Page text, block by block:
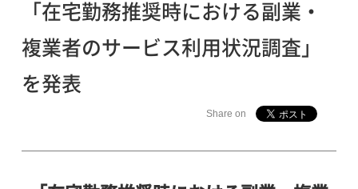
「在宅勤務推奨時における副業・
複業者のサービス利用状況調査」
を発表
Share on